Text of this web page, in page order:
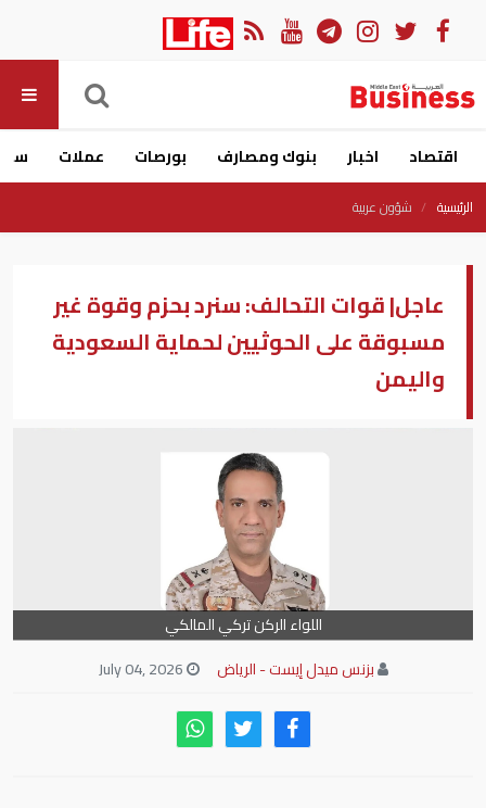
اقتصاد اخبار بنوك ومصارف بورصات عملات
الرئيسية شؤون عربية
عاجل| قوات التحالف: سنرد بحزم وقوة غير
مسبوقة على الحوثيين لحماية السعودية
واليمن
اللواء الركن تركي المالكي
بزنس ميدل إيست - الرياض